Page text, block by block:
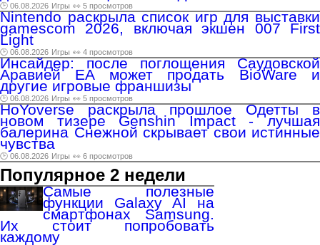
🕑 06.08.2026 Игры 👀 5 просмотров
Nintendo раскрыла список игр для выставки
gamescom 2026, включая экшен 007 First
Light
🕑 06.08.2026 Игры 👀 4 просмотров
Инсайдер: после поглощения Саудовской
Аравией EA может продать BioWare и
другие игровые франшизы
🕑 06.08.2026 Игры 👀 5 просмотров
HoYoverse раскрыла прошлое Одетты в
новом тизере Genshin Impact - лучшая
балерина Снежной скрывает свои истинные
чувства
🕑 06.08.2026 Игры 👀 6 просмотров
Популярное 2 недели
Самые полезные
функции Galaxy AI на
смартфонах Samsung.
Их стоит попробовать
каждому